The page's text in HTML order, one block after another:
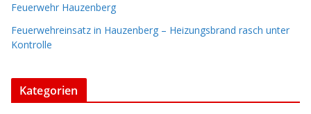
Feuerwehr Hauzenberg
Feuerwehreinsatz in Hauzenberg – Heizungsbrand rasch unter
Kontrolle
Kategorien